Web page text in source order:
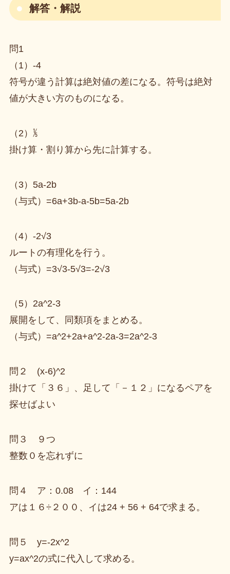
解答・解説
問1
（1）-4
符号が違う計算は絶対値の差になる。符号は絶対
値が大きい方のものになる。
（2）⅕
掛け算・割り算から先に計算する。
（3）5a-2b
（与式）=6a+3b-a-5b=5a-2b
（4）-2√3
ルートの有理化を行う。
（与式）=3√3-5√3=-2√3
（5）2a^2-3
展開をして、同類項をまとめる。
（与式）=a^2+2a+a^2-2a-3=2a^2-3
問２ (x-6)^2
掛けて「３６」、足して「－１２」になるペアを
探せばよい
問３ ９つ
整数０を忘れずに
問４ ア：0.08 イ：144
アは１６÷２００、イは24 + 56 + 64で求まる。
問５ y=-2x^2
y=ax^2の式に代入して求める。